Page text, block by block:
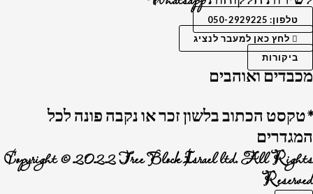
טלפון: 050-2929225
לחץ כאן למעבר לנציג
ביקורות
מכבדים ואוהבים
*טקסט הכתוב בלשון זכר או נקבה פונה לכל
המגדרים
Copyright © 2022 Tree Block Israel ltd. All Rights
Reserved